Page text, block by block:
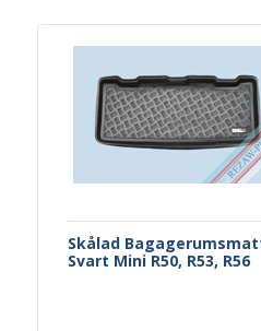
Skålad
Svart Mini R50, R53, R56